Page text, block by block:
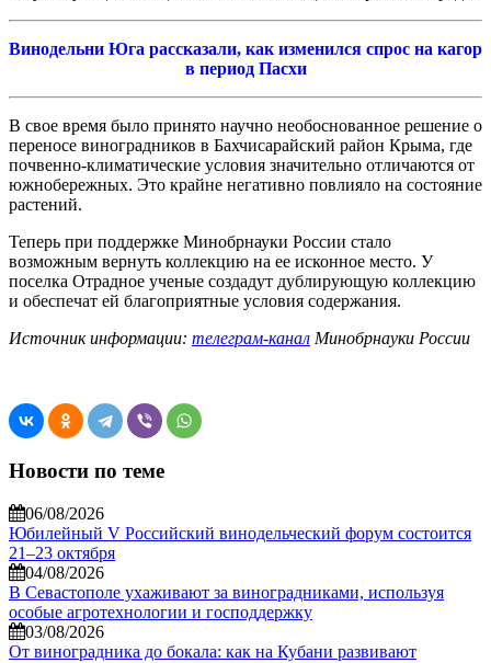
Винодельни Юга рассказали, как изменился спрос на кагор
в период Пасхи
В свое время было принято научно необоснованное решение о
переносе виноградников в Бахчисарайский район Крыма, где
почвенно-климатические условия значительно отличаются от
южнобережных. Это крайне негативно повлияло на состояние
растений.
Теперь при поддержке Минобрнауки России стало
возможным вернуть коллекцию на ее исконное место. У
поселка Отрадное ученые создадут дублирующую коллекцию
и обеспечат ей благоприятные условия содержания.
Источник информации: телеграм-канал Минобрнауки России
Новости по теме
06/08/2026
Юбилейный V Российский винодельческий форум состоится
21–23 октября
04/08/2026
В Севастополе ухаживают за виноградниками, используя
особые агротехнологии и господдержку
03/08/2026
От виноградника до бокала: как на Кубани развивают